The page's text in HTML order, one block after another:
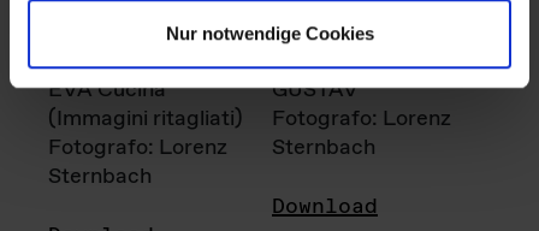
Nur notwendige Cookies
EVA Cucina
(Immagini ritagliati)
Fotografo: Lorenz
Sternbach
GUSTAV
Fotografo: Lorenz
Sternbach
Download